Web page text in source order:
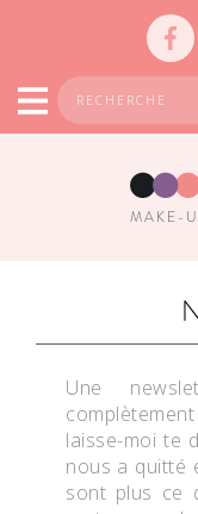
MAKE-
Une
laisse-moi te
nous a quitté
sont plus ce